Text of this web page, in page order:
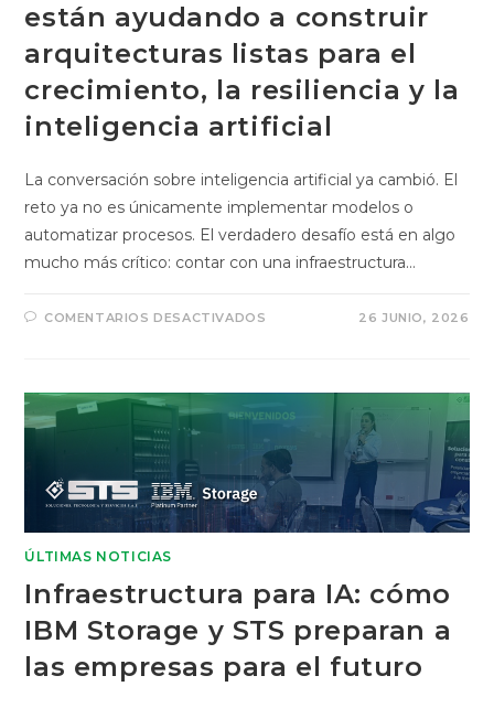
están ayudando a construir
arquitecturas listas para el
crecimiento, la resiliencia y la
inteligencia artificial
La conversación sobre inteligencia artificial ya cambió. El
reto ya no es únicamente implementar modelos o
automatizar procesos. El verdadero desafío está en algo
mucho más crítico: contar con una infraestructura…
COMENTARIOS DESACTIVADOS 26 JUNIO, 2026
ÚLTIMAS NOTICIAS
Infraestructura para IA: cómo
IBM Storage y STS preparan a
las empresas para el futuro